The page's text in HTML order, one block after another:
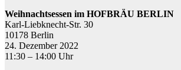
Weihnachtsessen im HOFBRÄU BERLIN
Karl-Liebknecht-Str. 30
10178 Berlin
24. Dezember 2022
11:30 – 14:00 Uhr